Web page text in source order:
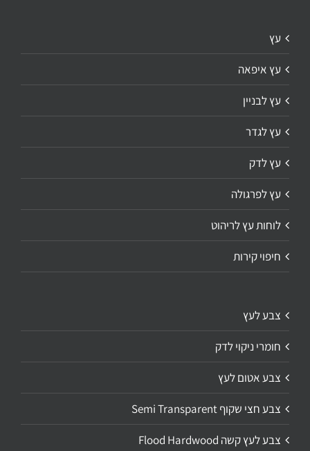
עץ
עץ איפאה
עץ לבניין
עץ לגדר
עץ לדק
עץ לפרגולה
לוחות עץ לריהוט
חיפוי קירות
צבע לעץ
חומרי ניקוי לדק
צבע אטום לעץ
צבע חצי שקוף Semi Transparent
צבע לעץ קשה Flood Hardwood